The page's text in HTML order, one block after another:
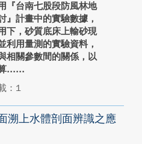
台南七股段防風林地
』計畫中的實驗數據，
下，砂質底床上輸砂現
利用量測的實驗資料，
相關參數間的關係，以
...
：1
溯上水體剖面辨識之應